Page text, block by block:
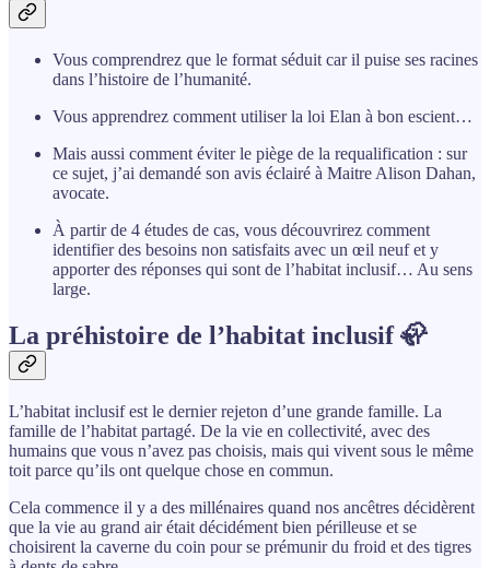
Vous comprendrez que le format séduit car il puise ses racines
dans l’histoire de l’humanité.
Vous apprendrez comment utiliser la loi Elan à bon escient…
Mais aussi comment éviter le piège de la requalification : sur
ce sujet, j’ai demandé son avis éclairé à Maitre Alison Dahan,
avocate.
À partir de 4 études de cas, vous découvrirez comment
identifier des besoins non satisfaits avec un œil neuf et y
apporter des réponses qui sont de l’habitat inclusif… Au sens
large.
La préhistoire de l’habitat inclusif 🦣
L’habitat inclusif est le dernier rejeton d’une grande famille. La
famille de l’habitat partagé. De la vie en collectivité, avec des
humains que vous n’avez pas choisis, mais qui vivent sous le même
toit parce qu’ils ont quelque chose en commun.
Cela commence il y a des millénaires quand nos ancêtres décidèrent
que la vie au grand air était décidément bien périlleuse et se
choisirent la caverne du coin pour se prémunir du froid et des tigres